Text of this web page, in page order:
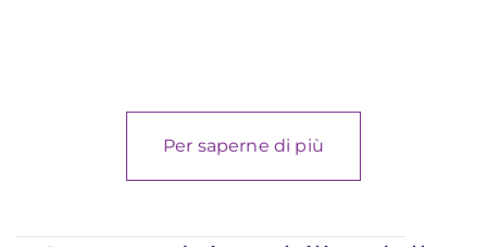
Per saperne di più